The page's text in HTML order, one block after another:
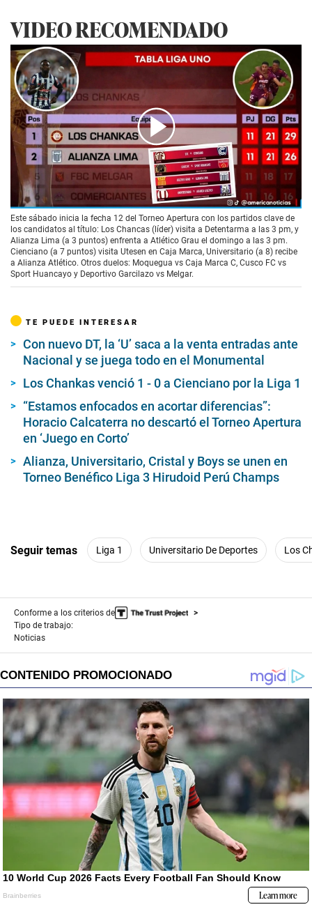
VIDEO RECOMENDADO
00:00 /01:13
Este sábado inicia la fecha 12 del Torneo Apertura con los partidos clave de
los candidatos al título: Los Chancas (líder) visita a Detentarma a las 3 pm, y
Alianza Lima (a 3 puntos) enfrenta a Atlético Grau el domingo a las 3 pm.
Cienciano (a 7 puntos) visita Utesen en Caja Marca, Universitario (a 8) recibe
a Alianza Atlético. Otros duelos: Moquegua vs Caja Marca C, Cusco FC vs
Sport Huancayo y Deportivo Garcilazo vs Melgar.
TE PUEDE INTERESAR
Con nuevo DT, la ‘U’ saca a la venta entradas ante
Nacional y se juega todo en el Monumental
Los Chankas venció 1 - 0 a Cienciano por la Liga 1
“Estamos enfocados en acortar diferencias”:
Horacio Calcaterra no descartó el Torneo Apertura
en ‘Juego en Corto’
Alianza, Universitario, Cristal y Boys se unen en
Torneo Benéfico Liga 3 Hirudoid Perú Champs
Seguir temas Liga 1 Universitario De Deportes Los
Conforme a los criterios de
Tipo de trabajo:
Noticias